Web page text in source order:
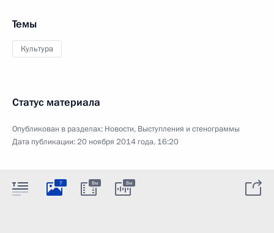
Темы
Культура
Статус материала
Опубликован в разделах: Новости, Выступления и стенограммы
Дата публикации:20 ноября 2014 года, 16:20
7 8м 8м